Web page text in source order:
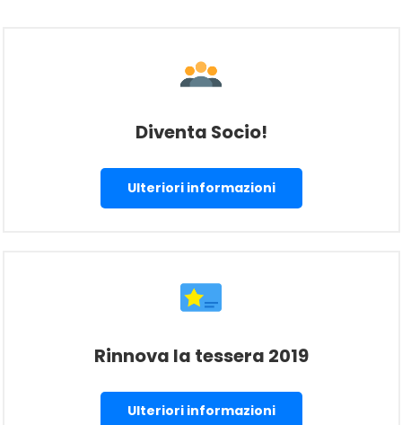
Diventa Socio!
Ulteriori informazioni
Rinnova la tessera 2019
Ulteriori informazioni